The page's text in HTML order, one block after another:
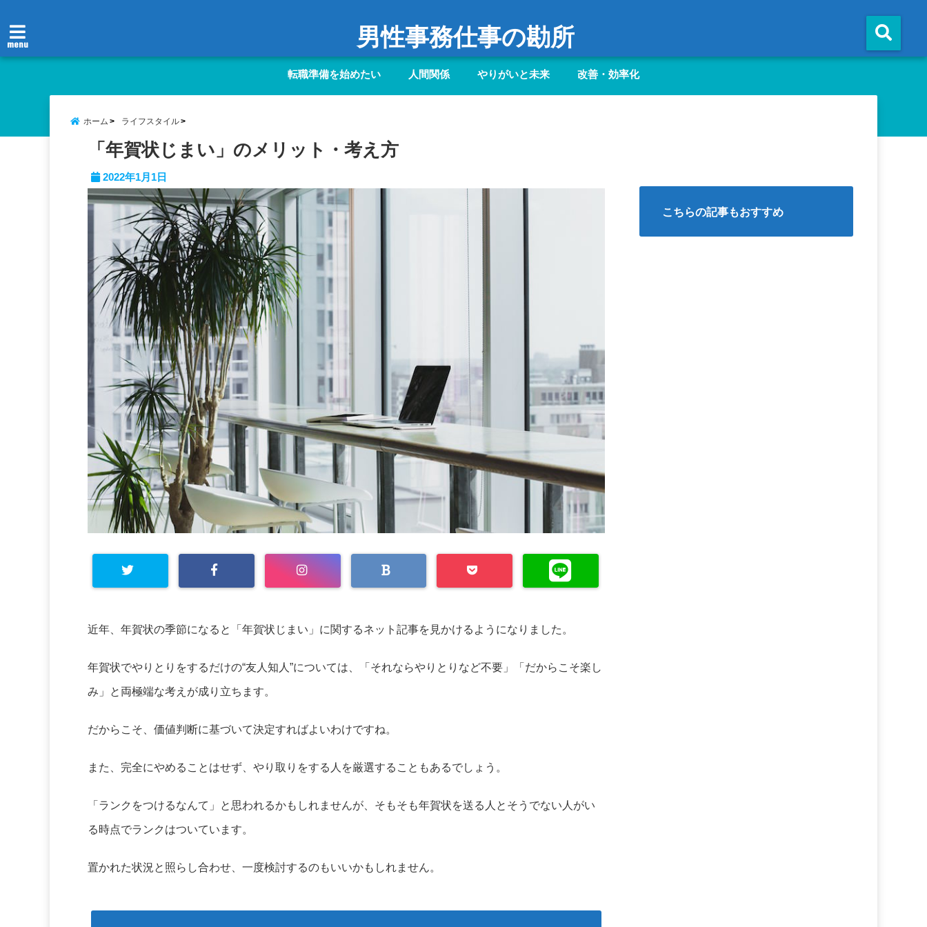
menu 男性事務仕事の勘所
転職準備を始めたい 人間関係 やりがいと未来 改善・効率化
ホーム ライフスタイル
「年賀状じまい」のメリット・考え方
2022年1月1日
近年、年賀状の季節になると「年賀状じまい」に関するネット記事を見かけるようになりました。
年賀状でやりとりをするだけの“友人知人”については、「それならやりとりなど不要」「だからこそ楽し
み」と両極端な考えが成り立ちます。
だからこそ、価値判断に基づいて決定すればよいわけですね。
また、完全にやめることはせず、やり取りをする人を厳選することもあるでしょう。
「ランクをつけるなんて」と思われるかもしれませんが、そもそも年賀状を送る人とそうでない人がい
る時点でランクはついています。
置かれた状況と照らし合わせ、一度検討するのもいいかもしれません。
こちらの記事もおすすめ